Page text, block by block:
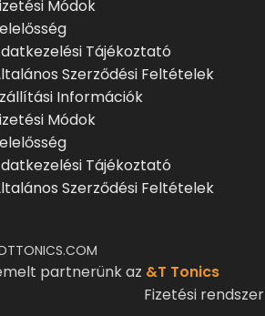
Módok
Tájékoztató
Szerződési Feltételek
Információk
Módok
Tájékoztató
Szerződési Feltételek
partnerünk az &T Tonics
Fizetési rendszer